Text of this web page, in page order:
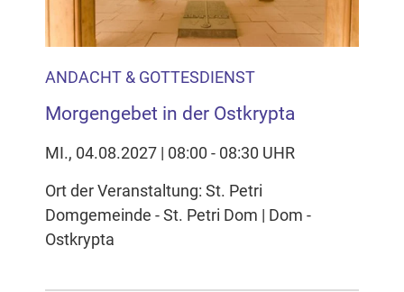
ANDACHT & GOTTESDIENST
Morgengebet in der Ostkrypta
MI., 04.08.2027 | 08:00 - 08:30 UHR
Ort der Veranstaltung: St. Petri
Domgemeinde - St. Petri Dom | Dom -
Ostkrypta